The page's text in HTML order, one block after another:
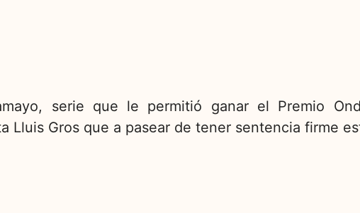
serie que le permitió ganar el Premio
Lluis Gros que a pasear de tener sentencia firme